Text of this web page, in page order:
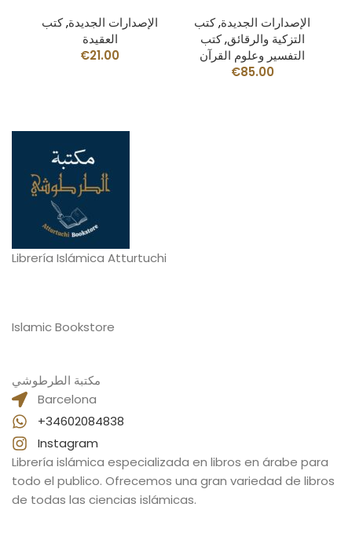
الإصدارات الجديدة,كتب
العقيدة
€21.00
الإصدارات الجديدة,كتب
التزكية والرقائق,كتب
التفسير وعلوم القرآن
€85.00
Librería Islámica Atturtuchi
Islamic Bookstore
مكتبة الطرطوشي
Barcelona
+34602084838
Instagram
Librería islámica especializada en libros en árabe para
todo el publico. Ofrecemos una gran variedad de libros
de todas las ciencias islámicas.